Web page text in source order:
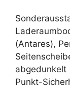
(Antares),
abgedunkelt
Punkt-